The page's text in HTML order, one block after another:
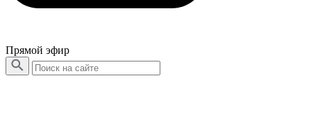
Прямой эфир